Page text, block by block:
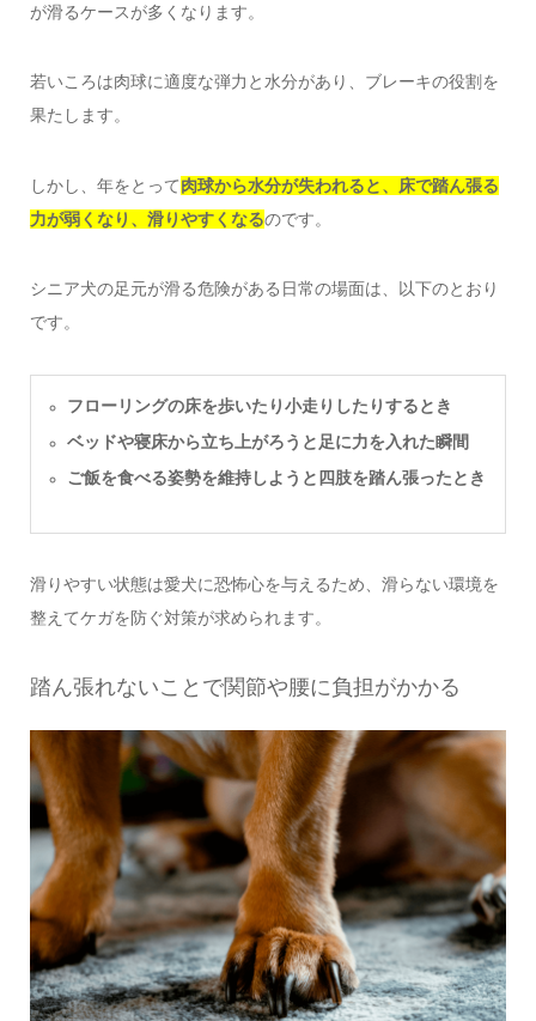
が滑るケースが多くなります。
若いころは肉球に適度な弾力と水分があり、ブレーキの役割を
果たします。
しかし、年をとって肉球から水分が失われると、床で踏ん張る
力が弱くなり、滑りやすくなるのです。
シニア犬の足元が滑る危険がある日常の場面は、以下のとおり
です。
フローリングの床を歩いたり小走りしたりするとき
ベッドや寝床から立ち上がろうと足に力を入れた瞬間
ご飯を食べる姿勢を維持しようと四肢を踏ん張ったとき
滑りやすい状態は愛犬に恐怖心を与えるため、滑らない環境を
整えてケガを防ぐ対策が求められます。
踏ん張れないことで関節や腰に負担がかかる